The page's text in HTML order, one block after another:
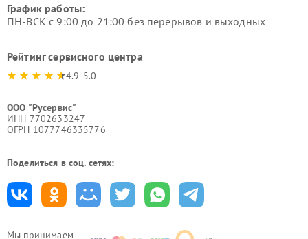
Мы принимаем
График работы:
ПН-ВСК с 9:00 до 21:00 без перерывов и выходных
Рейтинг сервисного центра
4.9-5.0
ООО "Русервис"
ИНН 7702633247
ОГРН 1077746335776
Поделиться в соц. сетях: